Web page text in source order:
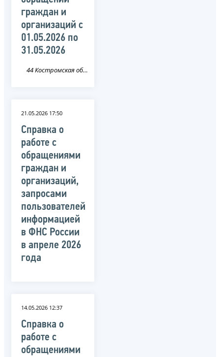
граждан и
организаций c
01.05.2026 по
31.05.2026
44 Костромская область
21.05.2026 17:50
Справка о
работе с
обращениями
граждан и
организаций,
запросами
пользователей
информацией
в ФНС России
в апреле 2026
года
14.05.2026 12:37
Справка о
работе с
обращениями